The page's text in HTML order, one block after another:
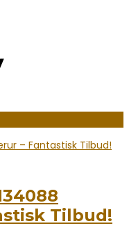
Tilbud!